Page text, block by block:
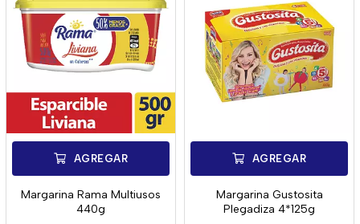
AGREGAR
Margarina Rama Multiusos
440g
AGREGAR
Margarina Gustosita
Plegadiza 4*125g